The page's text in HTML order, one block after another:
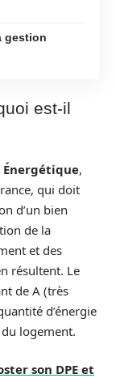
gestion
est-il
Énergétique,
qui doit
d’un bien
de la
et des
résultent. Le
de A (très
d’énergie
logement.
son DPE et